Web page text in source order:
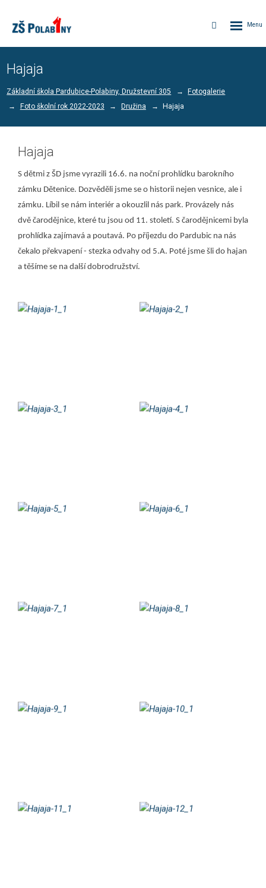
Vyhledávání
Hajaja
Základní škola Pardubice-Polabiny, Družstevní 305
Fotogalerie
Foto školní rok 2022-2023
Družina Hajaja
Hajaja
S dětmi z ŠD jsme vyrazili 16.6. na noční prohlídku barokního
zámku Dětenice. Dozvěděli jsme se o historii nejen vesnice, ale i
zámku. Líbil se nám interiér a okouzlil nás park. Provázely nás
dvě čarodějnice, které tu jsou od 11. století. S čarodějnicemi byla
prohlídka zajímavá a poutavá. Po příjezdu do Pardubic na nás
čekalo překvapení - stezka odvahy od 5.A. Poté jsme šli do hajan
a těšíme se na další dobrodružství.